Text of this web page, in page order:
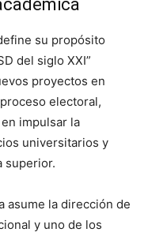
su propósito
del siglo XXI”
proyectos en
electoral,
impulsar la
universitarios y
superior.
asume la dirección de
y uno de los